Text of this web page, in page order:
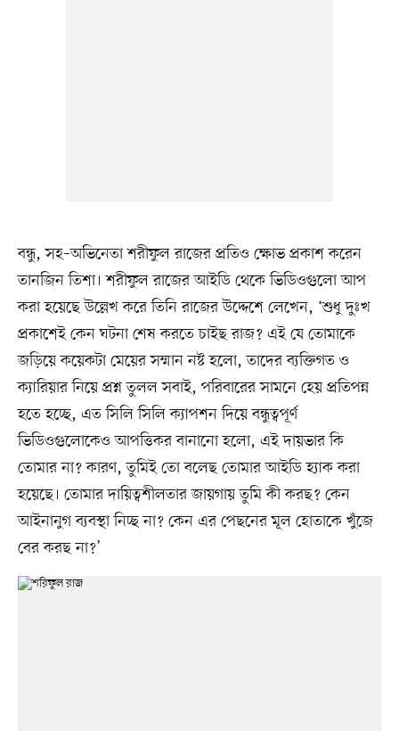
বন্ধু, সহ–অভিনেতা শরীফুল রাজের প্রতিও ক্ষোভ প্রকাশ করেন
তানজিন তিশা। শরীফুল রাজের আইডি থেকে ভিডিওগুলো আপ
করা হয়েছে উল্লেখ করে তিনি রাজের উদ্দেশে লেখেন, ‘শুধু দুঃখ
প্রকাশেই কেন ঘটনা শেষ করতে চাইছ রাজ? এই যে তোমাকে
জড়িয়ে কয়েকটা মেয়ের সম্মান নষ্ট হলো, তাদের ব্যক্তিগত ও
ক্যারিয়ার নিয়ে প্রশ্ন তুলল সবাই, পরিবারের সামনে হেয় প্রতিপন্ন
হতে হচ্ছে, এত সিলি সিলি ক্যাপশন দিয়ে বন্ধুত্বপূর্ণ
ভিডিওগুলোকেও আপত্তিকর বানানো হলো, এই দায়ভার কি
তোমার না? কারণ, তুমিই তো বলেছ তোমার আইডি হ্যাক করা
হয়েছে। তোমার দায়িত্বশীলতার জায়গায় তুমি কী করছ? কেন
আইনানুগ ব্যবস্থা নিচ্ছ না? কেন এর পেছনের মূল হোতাকে খুঁজে
বের করছ না?’